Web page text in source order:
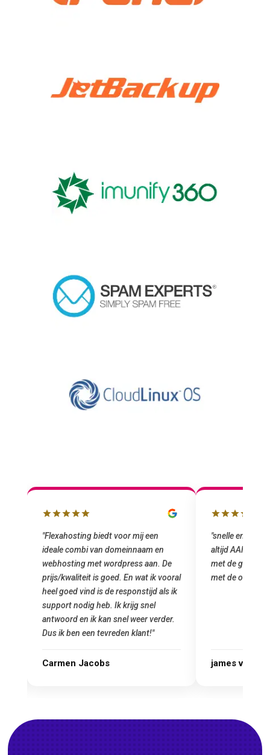
"snelle en vriendelijke service. staat
altijd AAN (: fijne prijzen vergeleken
met de grote jongens en dus nu al blij
met de overstap!"
james van oranje
"Top service. Ik
het installeren
was meteen
gemaakt. Top
Marcel Thijs